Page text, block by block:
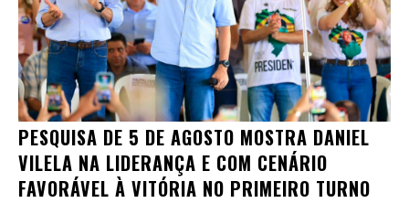
PESQUISA DE 5 DE AGOSTO MOSTRA DANIEL
VILELA NA LIDERANÇA E COM CENÁRIO
FAVORÁVEL À VITÓRIA NO PRIMEIRO TURNO